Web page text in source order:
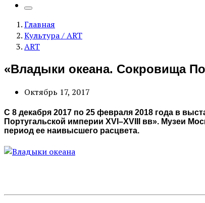
Главная
Культура / ART
ART
«Владыки океана. Сокровища
Октябрь 17, 2017
С 8 декабря 2017 по 25 февраля 2018 года в
Португальской империи XVI–XVIII вв». Музеи
период ее наивысшего расцвета.